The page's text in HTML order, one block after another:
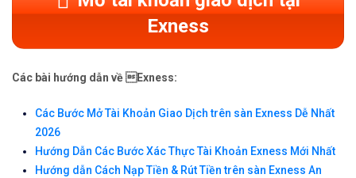
Exness
Các bài hướng dẫn về Exness:
Các Bước Mở Tài Khoản Giao Dịch trên sàn Exness Dễ Nhất
2026
Hướng Dẫn Các Bước Xác Thực Tài Khoản Exness Mới Nhất
Hướng dẫn Cách Nạp Tiền & Rút Tiền trên sàn Exness An